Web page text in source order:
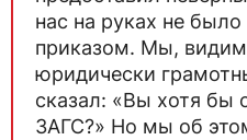
нас на руках не
приказом. Мы,
юридически
сказал: «Вы хотя бы
ЗАГС?» Но мы об